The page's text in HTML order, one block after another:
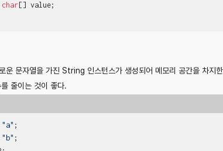
char [] value;
문자열을 가진 String 인스턴스가 생성되어 메모리 공간을 차지
줄이는 것이 좋다.
"a" ;
"b" ;